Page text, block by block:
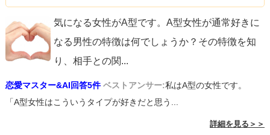
気になる女性がA型です。A型女性が通常好きに
なる男性の特徴は何でしょうか？その特徴を知
り、相手との関...
恋愛マスター&AI回答5件 ベストアンサー:私はA型の女性です。
「A型女性はこういうタイプが好きだと思う...
詳細を見る＞＞